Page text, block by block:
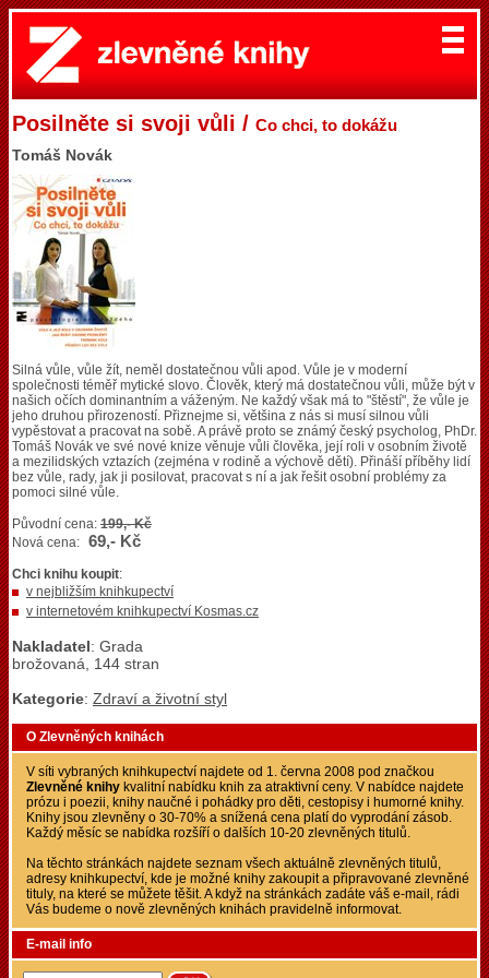
Posilněte si svoji vůli / Co chci, to dokážu
Tomáš Novák
Silná vůle, vůle žít, neměl dostatečnou vůli apod. Vůle je v moderní
společnosti téměř mytické slovo. Člověk, který má dostatečnou vůli, může být v
našich očích dominantním a váženým. Ne každý však má to "štěstí", že vůle je
jeho druhou přirozeností. Přiznejme si, většina z nás si musí silnou vůli
vypěstovat a pracovat na sobě. A právě proto se známý český psycholog, PhDr.
Tomáš Novák ve své nové knize věnuje vůli člověka, její roli v osobním životě
a mezilidských vztazích (zejména v rodině a výchově dětí). Přináší příběhy lidí
bez vůle, rady, jak ji posilovat, pracovat s ní a jak řešit osobní problémy za
pomoci silné vůle.
Původní cena: 199,- Kč
Nová cena: 69,- Kč
Chci knihu koupit:
v nejbližším knihkupectví
v internetovém knihkupectví Kosmas.cz
Nakladatel: Grada
brožovaná, 144 stran
Kategorie: Zdraví a životní styl
O Zlevněných knihách
V síti vybraných knihkupectví najdete od 1. června 2008 pod značkou
Zlevněné knihy kvalitní nabídku knih za atraktivní ceny. V nabídce najdete
prózu i poezii, knihy naučné i pohádky pro děti, cestopisy i humorné knihy.
Knihy jsou zlevněny o 30-70% a snížená cena platí do vyprodání zásob.
Každý měsíc se nabídka rozšíří o dalších 10-20 zlevněných titulů.
Na těchto stránkách najdete seznam všech aktuálně zlevněných titulů,
adresy knihkupectví, kde je možné knihy zakoupit a připravované zlevněné
tituly, na které se můžete těšit. A když na stránkách zadáte váš e-mail, rádi
Vás budeme o nově zlevněných knihách pravidelně informovat.
E-mail info